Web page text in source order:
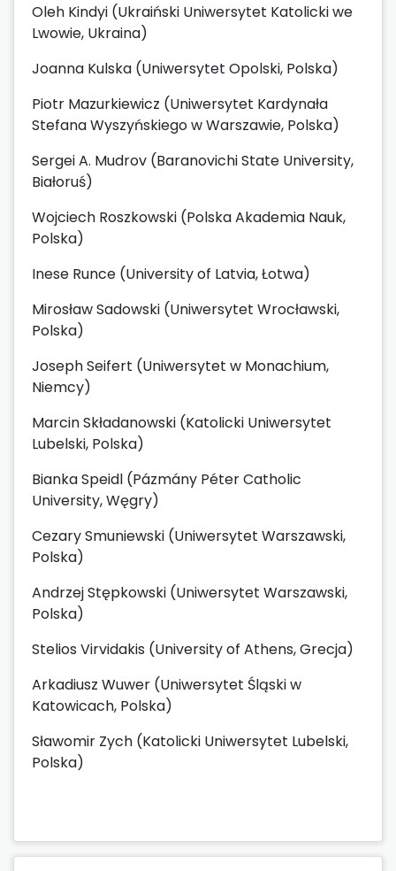
Oleh Kindyi (Ukraiński Uniwersytet Katolicki we
Lwowie, Ukraina)
Joanna Kulska (Uniwersytet Opolski, Polska)
Piotr Mazurkiewicz (Uniwersytet Kardynała
Stefana Wyszyńskiego w Warszawie, Polska)
Sergei A. Mudrov (Baranovichi State University,
Białoruś)
Wojciech Roszkowski (Polska Akademia Nauk,
Polska)
Inese Runce (University of Latvia, Łotwa)
Mirosław Sadowski (Uniwersytet Wrocławski,
Polska)
Joseph Seifert (Uniwersytet w Monachium,
Niemcy)
Marcin Składanowski (Katolicki Uniwersytet
Lubelski, Polska)
Bianka Speidl (Pázmány Péter Catholic
University, Węgry)
Cezary Smuniewski (Uniwersytet Warszawski,
Polska)
Andrzej Stępkowski (Uniwersytet Warszawski,
Polska)
Stelios Virvidakis (University of Athens, Grecja)
Arkadiusz Wuwer (Uniwersytet Śląski w
Katowicach, Polska)
Sławomir Zych (Katolicki Uniwersytet Lubelski,
Polska)